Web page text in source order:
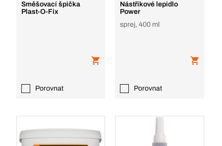
Směšovací špička
Plast-O-Fix
Porovnat
Nástřikové lepidlo
Power
sprej, 400 ml
Porovnat